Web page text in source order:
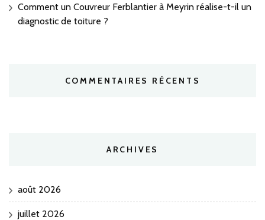
Comment un Couvreur Ferblantier à Meyrin réalise-t-il un
diagnostic de toiture ?
COMMENTAIRES RÉCENTS
ARCHIVES
août 2026
juillet 2026